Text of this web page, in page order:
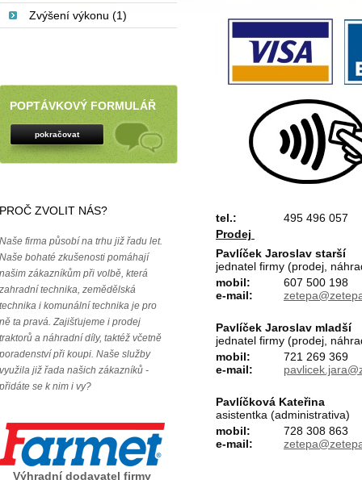
tel.:
495 496 057
Prodej
Pavlíček Jaroslav starší
jednatel firmy (prodej,
mobil:
e-mail:
607 500 198
Pavlíček Jaroslav mladší
jednatel firmy (prodej,
mobil:
e-mail:
721 269 369
Pavlíčková Kateřina
asistentka (administrativa)
mobil:
e-mail:
728 308 863
Zvýšení výkonu (1)
POPTÁVKOVÝ FORMULÁŘ
pokračovat
PROČ ZVOLIT NÁS?
Naše firma působí na trhu již řadu let.
Naše bohaté zkušenosti pomáhají
našim zákazníkům při volbě, která
zahradní technika, zemědělská
technika i komunální technika je pro
ně ta pravá. Zajišťujeme i prodej
traktorů a náhradní díly, taktéž včetně
poradenství při koupi. Naše služby
využila již řada našich zákazníků -
přidáte se k nim i vy?
Výhradní dodavatel firmy